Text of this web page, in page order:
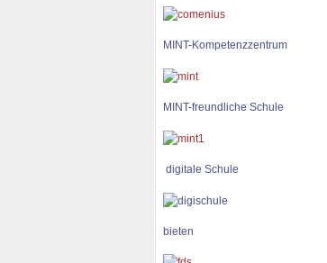
MINT-Kompetenzzentrum
MINT-freundliche Schule
digitale Schule
bieten